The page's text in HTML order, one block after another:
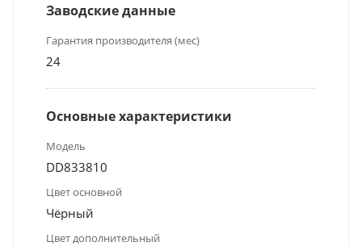
Заводские данные
Гарантия производителя (мес)
24
Основные характеристики
Модель
DD833810
Цвет основной
Чёрный
Цвет дополнительный